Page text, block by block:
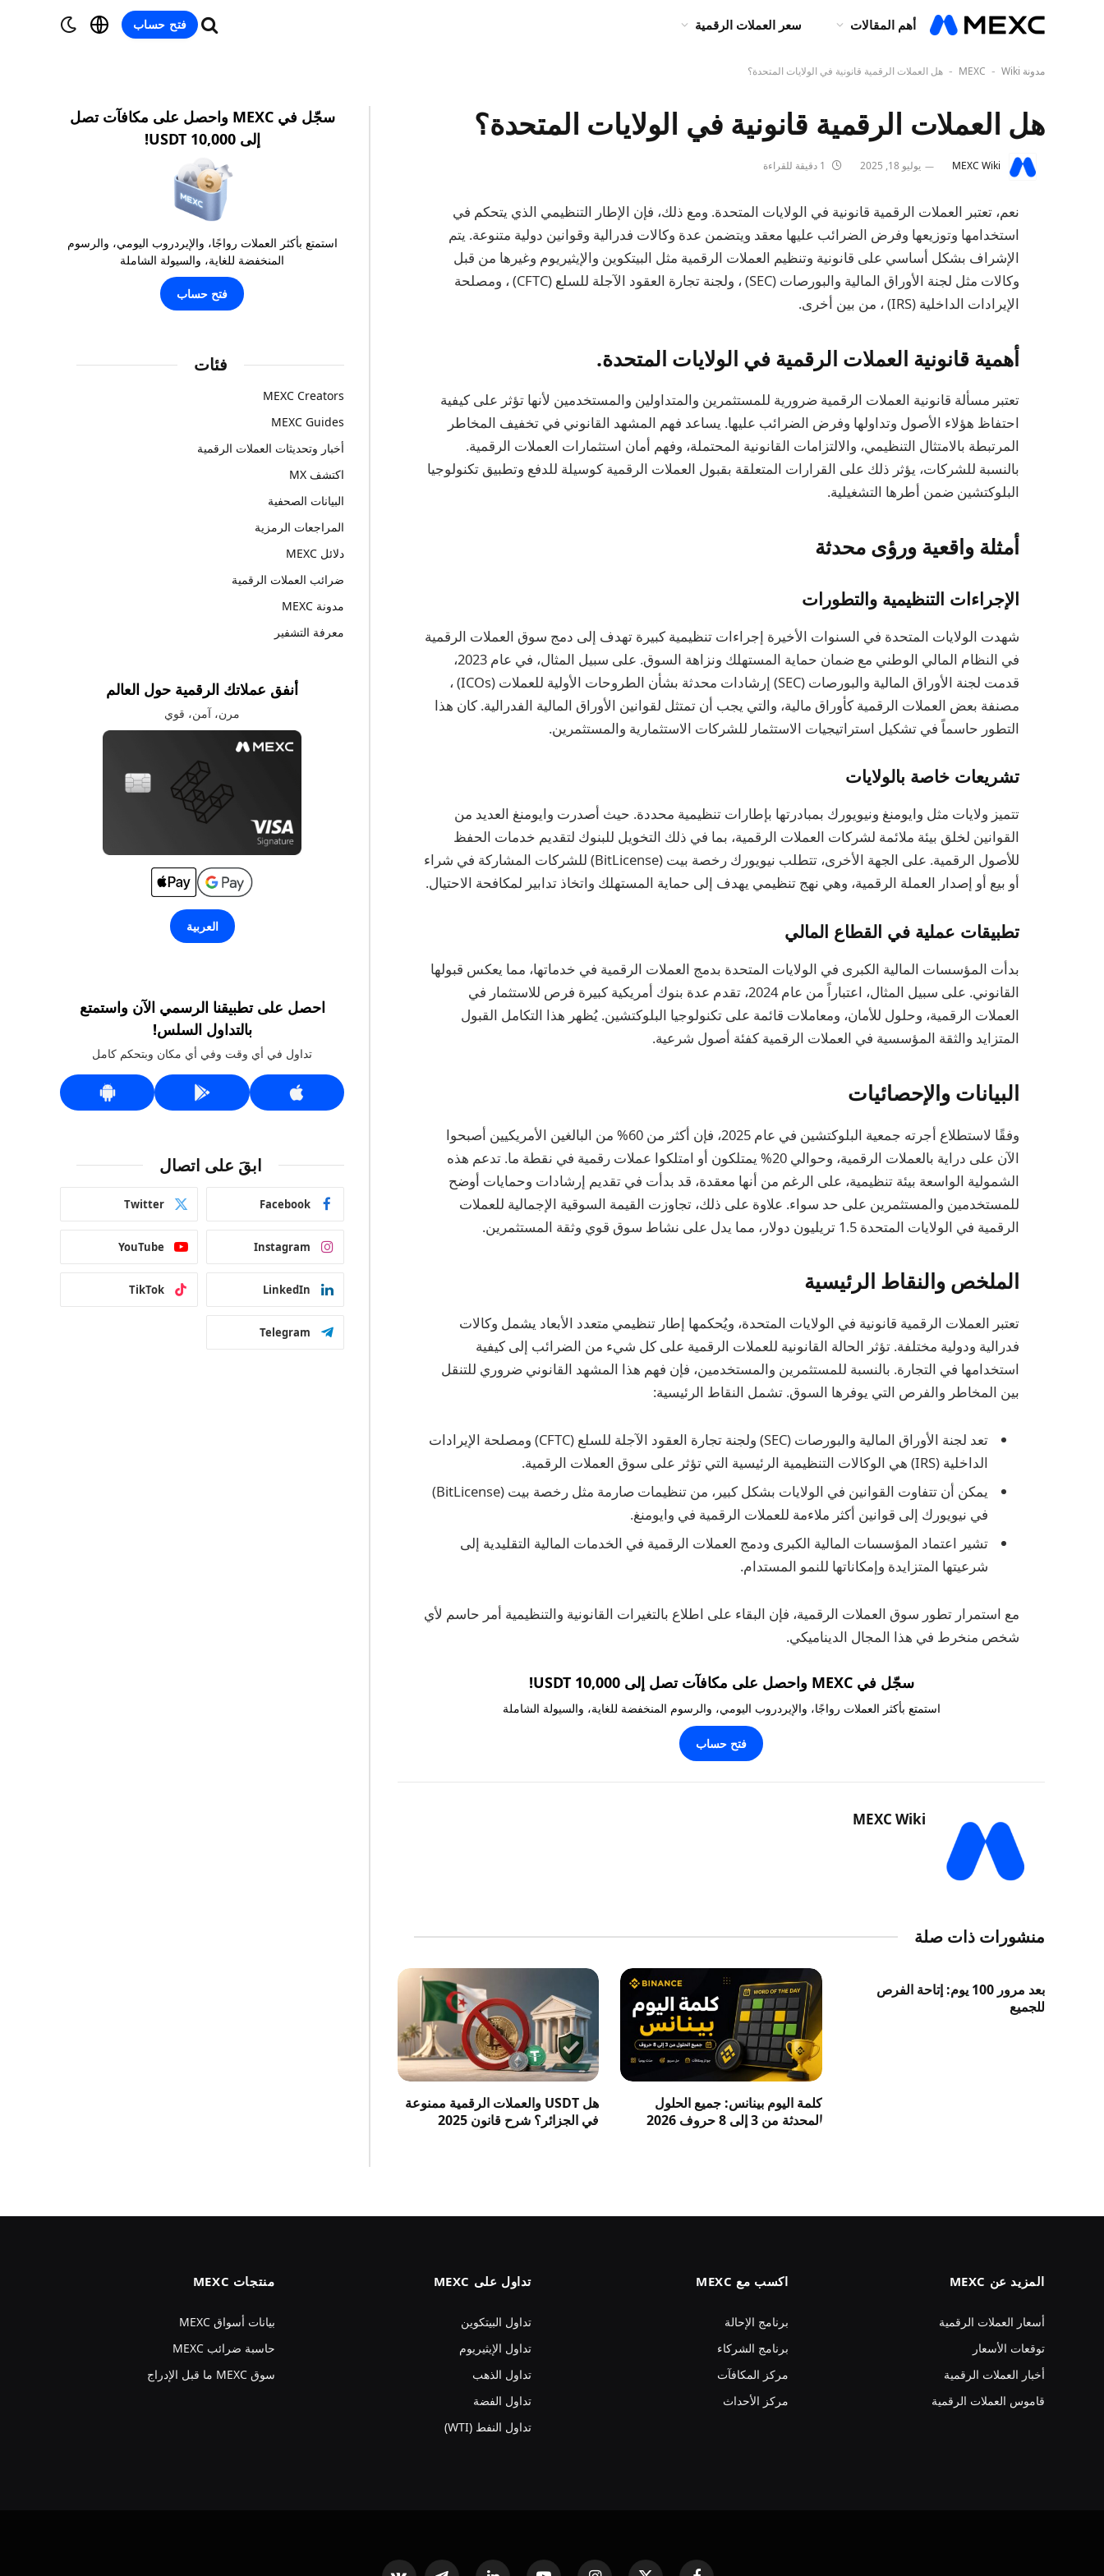
أهم المقالات سعر العملات الرقمية فتح حساب
مدونة MEXC - Wiki
- هل العملات الرقمية قانونية في الولايات المتحدة؟
هل العملات الرقمية قانونية في الولايات المتحدة؟
MEXC Wiki يوليو 18, 2025
نعم، تعتبر العملات الرقمية قانونية في الولايات المتحدة. ومع ذلك، فإن الإطار التنظيمي الذي يتحكم في
استخدامها وتوزيعها وفرض الضرائب عليها معقد ويتضمن عدة وكالات فدرالية وقوانين دولية متنوعة. يتم
الإشراف بشكل أساسي على قانونية وتنظيم العملات الرقمية مثل البيتكوين والإيثيريوم وغيرها من قبل
وكالات مثل لجنة الأوراق المالية والبورصات (SEC) ، ولجنة تجارة العقود الآجلة للسلع (CFTC) ، ومصلحة
الإيرادات الداخلية (IRS) ، من بين أخرى.
أهمية قانونية العملات الرقمية في الولايات المتحدة.
تعتبر مسألة قانونية العملات الرقمية ضرورية للمستثمرين والمتداولين والمستخدمين لأنها تؤثر على كيفية
احتفاظ هؤلاء الأصول وتداولها وفرض الضرائب عليها. يساعد فهم المشهد القانوني في تخفيف المخاطر
المرتبطة بالامتثال التنظيمي، والالتزامات القانونية المحتملة، وفهم أمان استثمارات العملات الرقمية.
بالنسبة للشركات، يؤثر ذلك على القرارات المتعلقة بقبول العملات الرقمية كوسيلة للدفع وتطبيق تكنولوجيا
البلوكتشين ضمن أطرها التشغيلية.
أمثلة واقعية ورؤى محدثة
الإجراءات التنظيمية والتطورات
شهدت الولايات المتحدة في السنوات الأخيرة إجراءات تنظيمية كبيرة تهدف إلى دمج سوق العملات الرقمية
في النظام المالي الوطني مع ضمان حماية المستهلك ونزاهة السوق. على سبيل المثال، في عام 2023،
قدمت لجنة الأوراق المالية والبورصات (SEC) إرشادات محدثة بشأن الطروحات الأولية للعملات (ICOs) ،
مصنفة بعض العملات الرقمية كأوراق مالية، والتي يجب أن تمتثل لقوانين الأوراق المالية الفدرالية. كان هذا
التطور حاسماً في تشكيل استراتيجيات الاستثمار للشركات الاستثمارية والمستثمرين.
تشريعات خاصة بالولايات
تتميز ولايات مثل وايومنغ ونيويورك بمبادرتها بإطارات تنظيمية محددة. حيث أصدرت وايومنغ العديد من
القوانين لخلق بيئة ملائمة لشركات العملات الرقمية، بما في ذلك التخويل للبنوك لتقديم خدمات الحفظ
للأصول الرقمية. على الجهة الأخرى، تتطلب نيويورك رخصة بيت (BitLicense) للشركات المشاركة في شراء
أو بيع أو إصدار العملة الرقمية، وهي نهج تنظيمي يهدف إلى حماية المستهلك واتخاذ تدابير لمكافحة الاحتيال.
تطبيقات عملية في القطاع المالي
بدأت المؤسسات المالية الكبرى في الولايات المتحدة بدمج العملات الرقمية في خدماتها، مما يعكس قبولها
القانوني. على سبيل المثال، اعتباراً من عام 2024، تقدم عدة بنوك أمريكية كبيرة فرص للاستثمار في
العملات الرقمية، وحلول للأمان، ومعاملات قائمة على تكنولوجيا البلوكتشين. يُظهر هذا التكامل القبول
المتزايد والثقة المؤسسية في العملات الرقمية كفئة أصول شرعية.
البيانات والإحصائيات
وفقًا لاستطلاع أجرته جمعية البلوكتشين في عام 2025، فإن أكثر من 60% من البالغين الأمريكيين أصبحوا
الآن على دراية بالعملات الرقمية، وحوالي 20% يمتلكون أو امتلكوا عملات رقمية في نقطة ما. تدعم هذه
الشمولية الواسعة بيئة تنظيمية، على الرغم من أنها معقدة، قد بدأت في تقديم إرشادات وحمايات أوضح
للمستخدمين والمستثمرين على حد سواء. علاوة على ذلك، تجاوزت القيمة السوقية الإجمالية للعملات
الرقمية في الولايات المتحدة 1.5 تريليون دولار، مما يدل على نشاط سوق قوي وثقة المستثمرين.
الملخص والنقاط الرئيسية
تعتبر العملات الرقمية قانونية في الولايات المتحدة، ويُحكمها إطار تنظيمي متعدد الأبعاد يشمل وكالات
فدرالية ودولية مختلفة. تؤثر الحالة القانونية للعملات الرقمية على كل شيء من الضرائب إلى كيفية
استخدامها في التجارة. بالنسبة للمستثمرين والمستخدمين، فإن فهم هذا المشهد القانوني ضروري للتنقل
بين المخاطر والفرص التي يوفرها السوق. تشمل النقاط الرئيسية:
تعد لجنة الأوراق المالية والبورصات (SEC) ولجنة تجارة العقود الآجلة للسلع (CFTC) ومصلحة الإيرادات
الداخلية (IRS) هي الوكالات التنظيمية الرئيسية التي تؤثر على سوق العملات الرقمية.
يمكن أن تتفاوت القوانين في الولايات بشكل كبير، من تنظيمات صارمة مثل رخصة بيت (BitLicense)
في نيويورك إلى قوانين أكثر ملاءمة للعملات الرقمية في وايومنغ.
تشير اعتماد المؤسسات المالية الكبرى ودمج العملات الرقمية في الخدمات المالية التقليدية إلى
شرعيتها المتزايدة وإمكاناتها للنمو المستدام.
مع استمرار تطور سوق العملات الرقمية، فإن البقاء على اطلاع بالتغيرات القانونية والتنظيمية أمر حاسم لأي
شخص منخرط في هذا المجال الديناميكي.
سجّل في MEXC واحصل على مكافآت تصل إلى 10,000 USDT!
استمتع بأكثر العملات رواجًا، والإيردروب اليومي، والرسوم المنخفضة للغاية، والسيولة الشاملة
فتح حساب
MEXC Wiki
منشورات ذات صلة
بعد مرور 100 يوم: إتاحة الفرص
للجميع
كلمة اليوم بينانس: جميع الحلول
المحدثة من 3 إلى 8 حروف 2026
هل USDT والعملات الرقمية ممنوعة
في الجزائر؟ شرح قانون 2025
سجّل في MEXC واحصل على مكافآت تصل
إلى 10,000 USDT!
استمتع بأكثر العملات رواجًا، والإيردروب اليومي، والرسوم
المنخفضة للغاية، والسيولة الشاملة
فتح حساب
فئات
MEXC Creators
MEXC Guides
أخبار وتحديثات العملات الرقمية
اكتشف MX
البيانات الصحفية
المراجعات الرمزية
دلائل MEXC
ضرائب العملات الرقمية
مدونة MEXC
معرفة التشفير
أنفق عملاتك الرقمية حول العالم
مرن، آمن، قوي
العربية
احصل على تطبيقنا الرسمي الآن واستمتع
بالتداول السلس!
تداول في أي وقت وفي أي مكان وبتحكم كامل
ابقَ على اتصال
Facebook
Twitter
Instagram
YouTube
LinkedIn
TikTok
Telegram
المزيد عن MEXC
أسعار العملات الرقمية
توقعات الأسعار
أخبار العملات الرقمية
قاموس العملات الرقمية
اكسب مع MEXC
برنامج الإحالة
برنامج الشركاء
مركز المكافآت
مركز الأحداث
تداول على MEXC
تداول البيتكوين
تداول الإيثيريوم
تداول الذهب
تداول الفضة
تداول النفط (WTI)
منتجات MEXC
بيانات أسواق MEXC
حاسبة ضرائب MEXC
سوق MEXC ما قبل الإدراج